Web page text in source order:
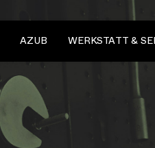
AZUB WERKSTATT &